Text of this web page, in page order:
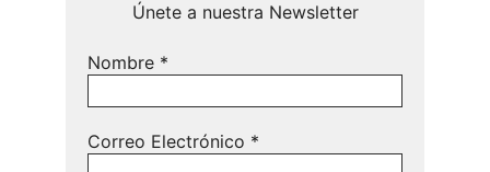
Únete a nuestra Newsletter
Nombre *
Correo Electrónico *